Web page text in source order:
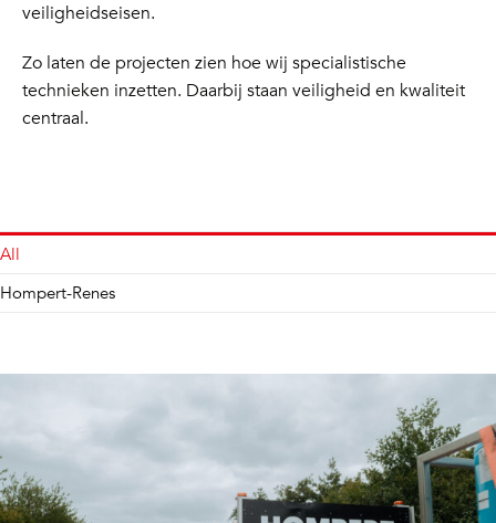
veiligheidseisen.
Zo laten de projecten zien hoe wij specialistische
technieken inzetten. Daarbij staan veiligheid en kwaliteit
centraal.
All
Hompert-Renes